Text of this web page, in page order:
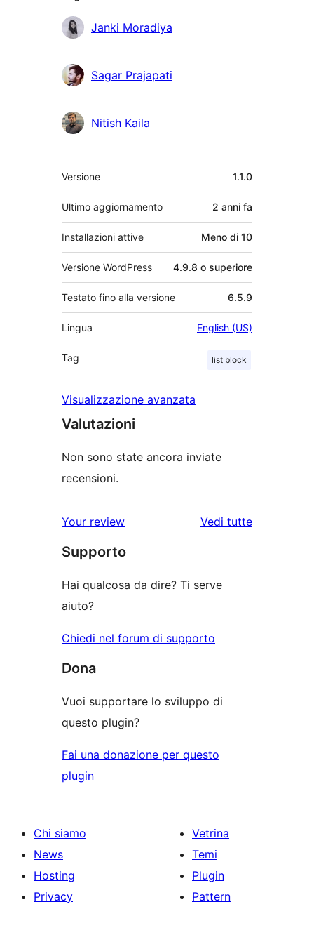
Collaboratori
Janki Moradiya
Sagar Prajapati
Nitish Kaila
Meta
Versione 1.1.0
Ultimo aggiornamento 2 anni fa
Installazioni attive Meno di 10
Versione WordPress 4.9.8 o superiore
Testato fino alla versione 6.5.9
Lingua English (US)
Tag list block
Visualizzazione avanzata
Valutazioni
Non sono state ancora inviate
recensioni.
Your review
Vedi tutte
Supporto
Hai qualcosa da dire? Ti serve
aiuto?
Chiedi nel forum di supporto
Dona
Vuoi supportare lo sviluppo di
questo plugin?
Fai una donazione per questo
plugin
Chi siamo
News
Hosting
Privacy
Vetrina
Temi
Plugin
Pattern